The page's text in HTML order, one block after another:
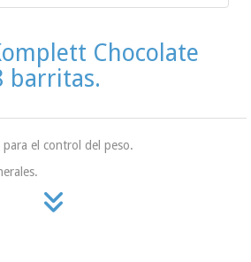
Chocolate
barritas.
el control del peso.